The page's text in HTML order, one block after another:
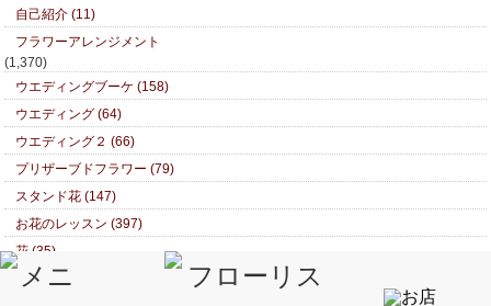
自己紹介 (11)
フラワーアレンジメント
(1,370)
ウエディングブーケ (158)
ウエディング (64)
ウエディング２ (66)
プリザーブドフラワー (79)
スタンド花 (147)
お花のレッスン (397)
花 (35)
美術館めぐり (45)